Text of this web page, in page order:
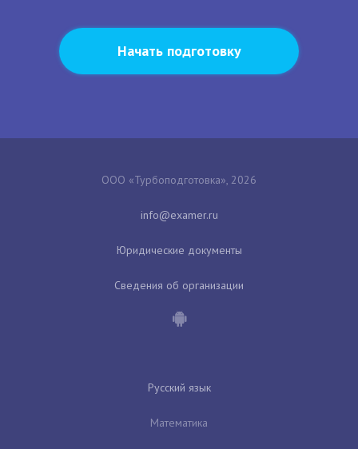
Начать подготовку
ООО «Турбоподготовка», 2026
Юридические документы
Сведения об организации
Русский язык
Математика